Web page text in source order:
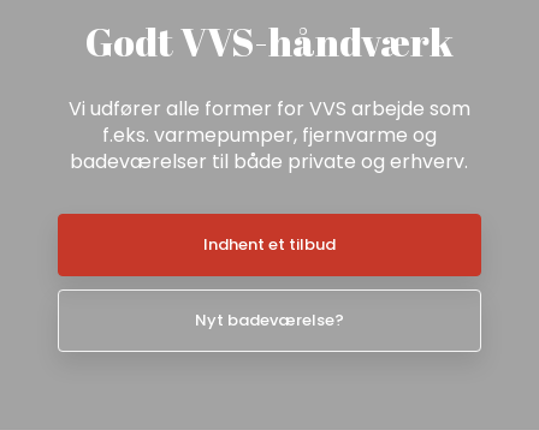
Godt VVS-håndværk
Vi udfører alle former for VVS arbejde som
f.eks. varmepumper, fjernvarme og
badeværelser til både private og erhverv.
Indhent et tilbud
Nyt badeværelse?​